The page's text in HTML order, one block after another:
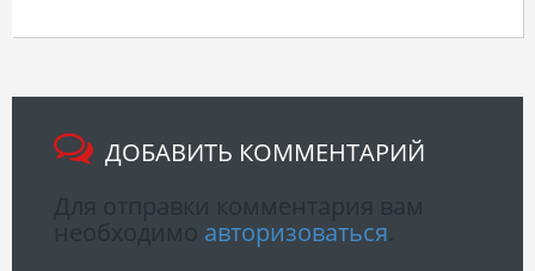
ДОБАВИТЬ КОММЕНТАРИЙ
авторизоваться